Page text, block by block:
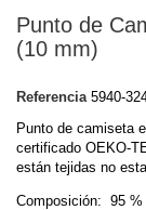
Punto de
(10 mm)
Referencia 5940-
Punto de camiseta
certificado OEKO-
están tejidas no
Composición: 95 %